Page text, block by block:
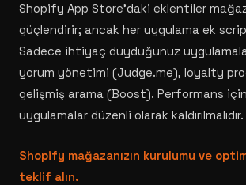
Shopify App Store'daki eklentiler
güçlendirir; ancak her uygulama ek
Sadece ihtiyaç duyduğunuz
yorum yönetimi (Judge.me), loyalty
gelişmiş arama (Boost). Performans
uygulamalar düzenli olarak kaldırılmalıdır.
Shopify mağazanızın kurulumu ve
teklif alın.